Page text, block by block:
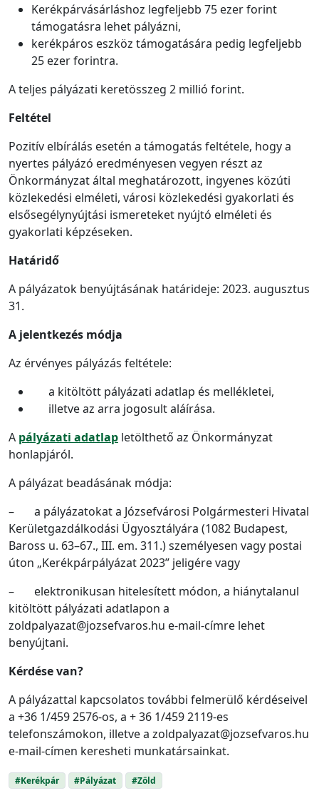
Kerékpárvásárláshoz legfeljebb 75 ezer forint
támogatásra lehet pályázni,
kerékpáros eszköz támogatására pedig legfeljebb
25 ezer forintra.
A teljes pályázati keretösszeg 2 millió forint.
Feltétel
Pozitív elbírálás esetén a támogatás feltétele, hogy a
nyertes pályázó eredményesen vegyen részt az
Önkormányzat által meghatározott, ingyenes közúti
közlekedési elméleti, városi közlekedési gyakorlati és
elsősegélynyújtási ismereteket nyújtó elméleti és
gyakorlati képzéseken.
Határidő
A pályázatok benyújtásának határideje: 2023. augusztus
31.
A jelentkezés módja
Az érvényes pályázás feltétele:
a kitöltött pályázati adatlap és mellékletei,
illetve az arra jogosult aláírása.
A pályázati adatlap letölthető az Önkormányzat
honlapjáról.
A pályázat beadásának módja:
–
a pályázatokat a Józsefvárosi Polgármesteri Hivatal
Kerületgazdálkodási Ügyosztályára (1082 Budapest,
Baross u. 63–67., III. em. 311.) személyesen vagy postai
úton „Kerékpárpályázat 2023” jeligére vagy
–
elektronikusan hitelesített módon, a hiánytalanul
kitöltött pályázati adatlapon a
zoldpalyazat@jozsefvaros.hu e-mail-címre lehet
benyújtani.
Kérdése van?
A pályázattal kapcsolatos további felmerülő kérdéseivel
a +36 1/459 2576-os, a + 36 1/459 2119-es
telefonszámokon, illetve a zoldpalyazat@jozsefvaros.hu
e-mail-címen keresheti munkatársainkat.
#Kerékpár #Pályázat #Zöld